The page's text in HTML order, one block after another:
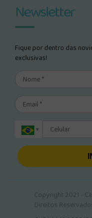
Newsletter
Fique por dentro das
exclusivas!
Copyright 2021 -
Direitos